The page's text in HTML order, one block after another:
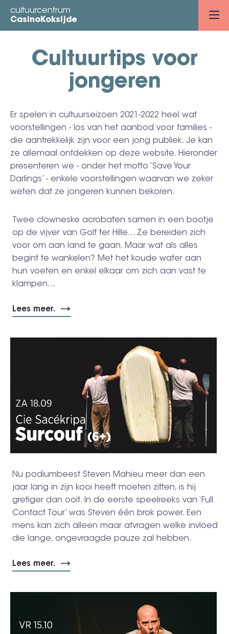
Overslaan
naar
cultuurcentrum
CasinoKoksijde
Cultuurtips voor
jongeren
Er spelen in cultuurseizoen 2021-2022 heel wat
voorstellingen - los van het aanbod voor families -
die aantrekkelijk zijn voor een jong publiek. Je kan
ze allemaal ontdekken op deze website. Hieronder
presenteren we - onder het motto ‘Save Your
Darlings’ - enkele voorstellingen waarvan we zeker
weten dat ze jongeren kunnen bekoren.
Twee clowneske acrobaten samen in een bootje
op de vijver van Golf ter Hille... Ze bereiden zich
voor om aan land te gaan. Maar wat als alles
begint te wankelen? Met het koude water aan
hun voeten en enkel elkaar om zich aan vast te
klampen...
Lees meer.
Nu podiumbeest Steven Mahieu meer dan een
jaar lang in zijn kooi heeft moeten zitten, is hij
gretiger dan ooit. In de eerste speelreeks van ‘Full
Contact Tour’ was Steven één brok power. Een
mens kan zich alleen maar afvragen welke invloed
die lange, ongevraagde pauze zal hebben.
Lees meer.